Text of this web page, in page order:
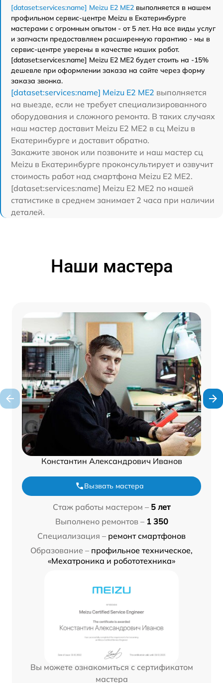
[dataset:services:name] Meizu E2 ME2 выполняется в нашем
профильном сервис-центре Meizu в Екатеринбурге
мастерами с огромным опытом - от 5 лет. На все виды услуг
и запчасти предоставляем расширенную гарантию - мы в
сервис-центре уверены в качестве наших работ.
[dataset:services:name] Meizu E2 ME2 будет стоить на -15%
дешевле при оформлении заказа на сайте через форму
заказа звонка.
[dataset:services:name] Meizu E2 ME2 выполняется
на выезде, если не требует специализированного
оборудования и сложного ремонта. В таких случаях
наш мастер доставит Meizu E2 ME2 в сц Meizu в
Екатеринбурге и доставит обратно.
Закажите звонок или позвоните и наш мастер сц
Meizu в Екатеринбурге проконсультирует и озвучит
стоимость работ над смартфона Meizu E2 ME2.
[dataset:services:name] Meizu E2 ME2 по нашей
статистике в среднем занимает 2 часа при наличии
деталей.
Наши мастера
Константин Александрович Иванов
Вызвать мастера
Стаж работы мастером – 5 лет
Выполнено ремонтов – 1 350
Специализация – ремонт смартфонов
Образование – профильное техническое,
«Мехатроника и робототехника»
Вы можете ознакомиться с сертификатом
мастера